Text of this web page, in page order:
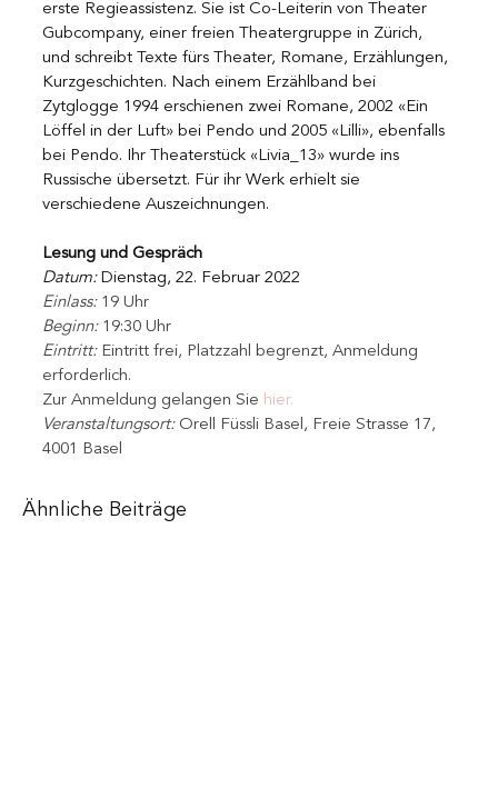
erste Regieassistenz. Sie ist Co-Leiterin von Theater
Gubcompany, einer freien Theatergruppe in Zürich,
und schreibt Texte fürs Theater, Romane, Erzählungen,
Kurzgeschichten. Nach einem Erzählband bei
Zytglogge 1994 erschienen zwei Romane, 2002 «Ein
Löffel in der Luft» bei Pendo und 2005 «Lilli», ebenfalls
bei Pendo. Ihr Theaterstück «Livia_13» wurde ins
Russische übersetzt. Für ihr Werk erhielt sie
verschiedene Auszeichnungen.
Lesung und Gespräch
Datum: Dienstag, 22. Februar 2022
Einlass: 19 Uhr
Beginn: 19:30 Uhr
Eintritt: Eintritt frei, Platzzahl begrenzt, Anmeldung
erforderlich.
Zur Anmeldung gelangen Sie hier.
Veranstaltungsort: Orell Füssli Basel, Freie Strasse 17,
4001 Basel
Ähnliche Beiträge